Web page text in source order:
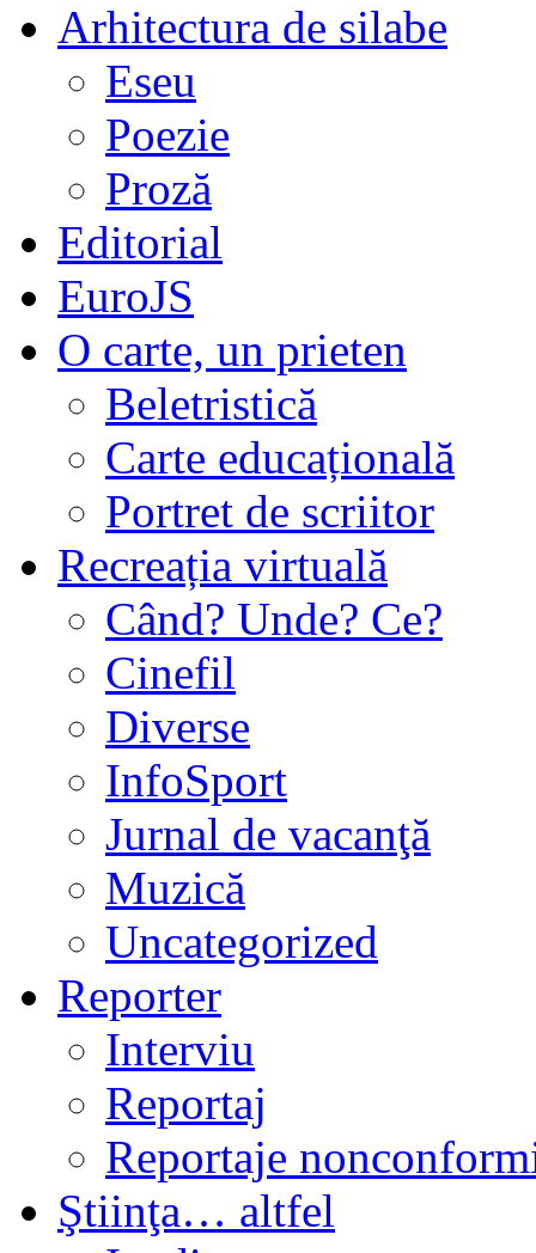
Arhitectura de silabe
Eseu
Poezie
Proză
Editorial
EuroJS
O carte, un prieten
Beletristică
Carte educațională
Portret de scriitor
Recreația virtuală
Când? Unde? Ce?
Cinefil
Diverse
InfoSport
Jurnal de vacanţă
Muzică
Uncategorized
Reporter
Interviu
Reportaj
Reportaje
Ştiinţa… altfel